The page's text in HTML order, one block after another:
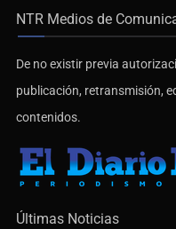
NTR Medios de
De no existir previa
publicación, retransmisión,
contenidos.
Últimas Noticias